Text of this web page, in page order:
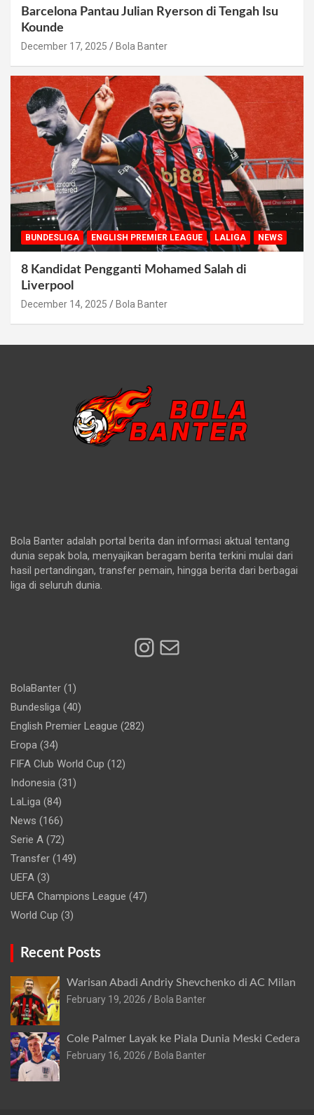
Barcelona Pantau Julian Ryerson di Tengah Isu
Kounde
December 17, 2025 Bola Banter
BUNDESLIGA ENGLISH PREMIER LEAGUE LALIGA NEWS
8 Kandidat Pengganti Mohamed Salah di
Liverpool
December 14, 2025 Bola Banter
Bola Banter adalah portal berita dan informasi aktual tentang
dunia sepak bola, menyajikan beragam berita terkini mulai dari
hasil pertandingan, transfer pemain, hingga berita dari berbagai
liga di seluruh dunia.
Instagram
Mail
BolaBanter (1)
Bundesliga (40)
English Premier League (282)
Eropa (34)
FIFA Club World Cup (12)
Indonesia (31)
LaLiga (84)
News (166)
Serie A (72)
Transfer (149)
UEFA (3)
UEFA Champions League (47)
World Cup (3)
Recent Posts
Warisan Abadi Andriy Shevchenko di AC Milan
February 19, 2026
Bola Banter
Cole Palmer Layak ke Piala Dunia Meski Cedera
February 16, 2026
Bola Banter